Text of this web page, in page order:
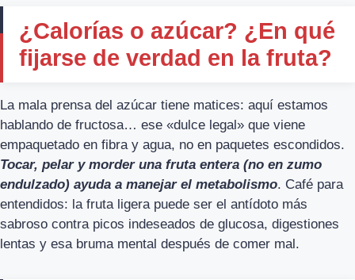
¿Calorías o azúcar? ¿En qué
fijarse de verdad en la fruta?
La mala prensa del azúcar tiene matices: aquí estamos
hablando de fructosa… ese «dulce legal» que viene
empaquetado en fibra y agua, no en paquetes escondidos.
Tocar, pelar y morder una fruta entera (no en zumo
endulzado) ayuda a manejar el metabolismo. Café para
entendidos: la fruta ligera puede ser el antídoto más
sabroso contra picos indeseados de glucosa, digestiones
lentas y esa bruma mental después de comer mal.